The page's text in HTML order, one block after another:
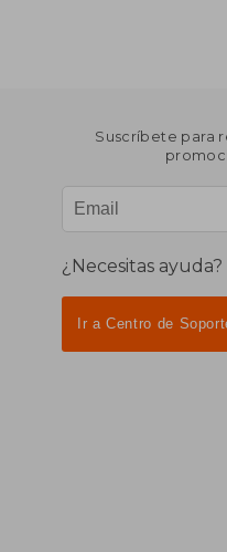
Suscríbete para
¿Necesitas ayuda?
Ir a Centro de